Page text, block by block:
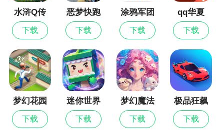
游戏特色
1、多人联机捕鱼,真实联网,万人在线
2、最简单的操作，最开心的收获，让你分分钟
快乐
3、积少成多。大鱼尽管分值高，可是成功捕获
的几率也比较低。独自捕捉大鱼一般都是空网而归
4、掌握机遇。很多玩家看到大群鱼呈现都很心
水浒Q传
下载
恶梦快跑
下载
涂鸦军团
下载
qq华夏
下载
梦幻花园
下载
迷你世界
下载
梦幻魔法
屋
下载
极品狂飙
飞车
下载